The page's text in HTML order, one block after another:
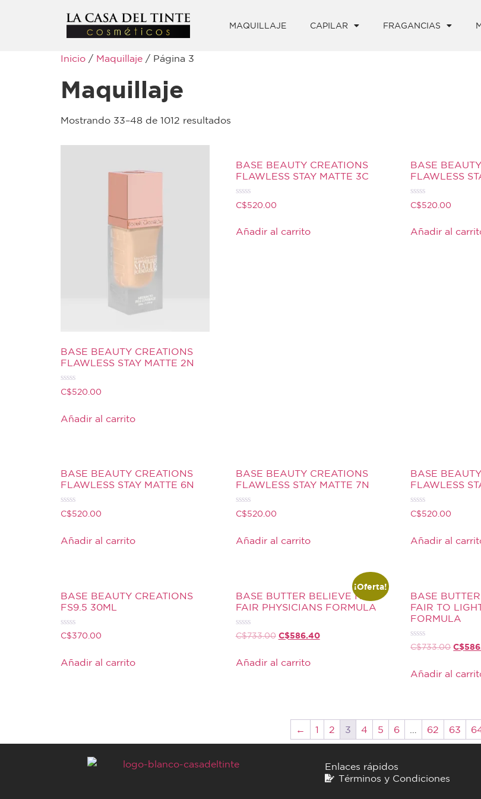
MAQUILLAJE CAPILAR FRAGANCIAS
Inicio / Maquillaje / Página 3
Maquillaje
Mostrando 33–48 de 1012 resultados
BASE BEAUTY CREATIONS
FLAWLESS STAY MATTE 2N
Valorado
con
5
C$520.00
Añadir al carrito
BASE BEAUTY CREATIONS
FLAWLESS STAY MATTE 3C
Valorado
con
5
C$520.00
Añadir al carrito
BASE
FLAWLESS
Valorado
con
5
C$520.00
Añadir al
BASE BEAUTY CREATIONS
FLAWLESS STAY MATTE 6N
Valorado
con
5
C$520.00
Añadir al carrito
BASE BEAUTY CREATIONS
FLAWLESS STAY MATTE 7N
Valorado
con
5
C$520.00
Añadir al carrito
BASE
FLAWLESS
Valorado
con
5
C$520.00
Añadir al
BASE BEAUTY CREATIONS
FS9.5 30ML
Valorado
con
5
C$370.00
Añadir al carrito
¡Oferta!
BASE BUTTER BELIEVE IT
FAIR PHYSICIANS FORMULA
Valorado
con
5
C$733.00 C$586.40
Añadir al carrito
BASE
FAIR TO
FORMULA
Valorado
con
5
C$733.00 C$
Añadir al
← 1 2 3 4 5 6 62 63
Enlaces rápidos
Términos y Condiciones